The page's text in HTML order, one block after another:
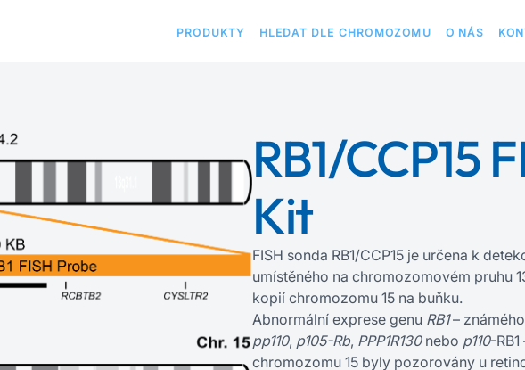
PRODUKTY HLEDAT DLE CHROMOZOMU O NÁS
RB1/CCP15
Kit
FISH sonda RB1/CCP15 je určena k
umístěného na chromozomovém pruhu
kopií chromozomu 15 na buňku.
Abnormální exprese genu RB1–
pp110, p105-Rb, PPP1R130nebo p110-
chromozomu 15 byly pozorovány u